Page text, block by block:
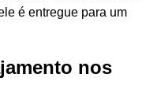
é entregue para um
nos